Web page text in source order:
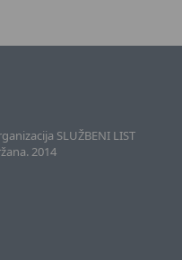
SLUŽBENI LIST
2014